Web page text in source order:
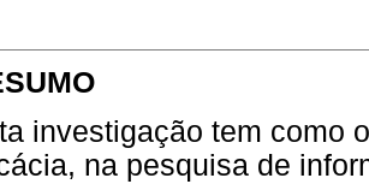
investigação tem como
na pesquisa de